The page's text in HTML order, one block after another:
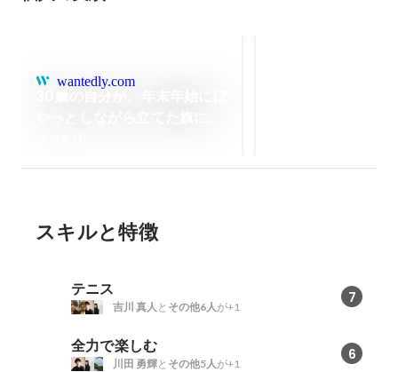
wantedly.com
スキルと特徴
テニス 7
吉川 真人 と その他6人が+1
全力で楽しむ 6
川田 勇輝と その他5人が+1